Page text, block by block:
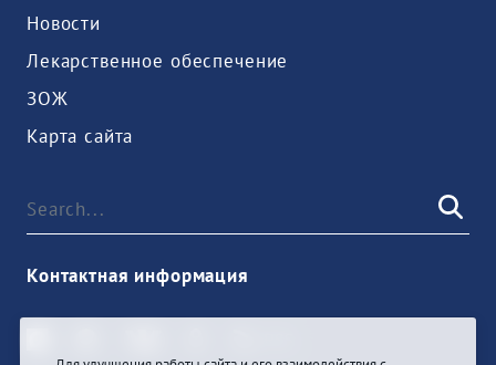
Новости
Лекарственное обеспечение
ЗОЖ
Карта сайта
Контактная информация